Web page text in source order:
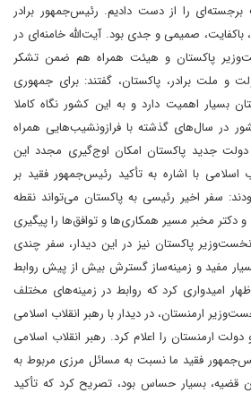
را از دست دادیم. رئیس‌جمهور برادر
صمیمی و جدی بود. آیت‌الله خامنه‌ای در
پاکستان و هیئت همراه هم ضمن تشکر
و ملت برادر، پاکستان، گفتند: برای جمهوری
بسیار اهمیت دارد و به این کشور نگاه کاملا
کشور در سال‌های گذشته با فراز‌و‌نشیب‌هایی همراه
جدید پاکستان امکان اوج‌گیری مجدد این
اسلامی با اشاره به تأکید رئیس‌جمهور فقید بر
سفر اخیر رئیسی به پاکستان می‌تواند نقطه
دکتر مخبر مسیر همکاری‌ها و توافق‌ها را پیگیری
پاکستان نیز در این دیدار، سفر چندی
مفید و زمینه‌ساز گسترش بیش از پیش روابط
امیدواری کرد که روابط در زمینه‌های مختلف
ارمنستان، در دیدار با رهبر انقلاب اسلامی
ارمنستان را اعلام کرد. رهبر انقلاب اسلامی
فقید ما نسبت به مسائل مرزی مربوط به
قضیه، بسیار حساس بود، تصریح کرد که تأکید